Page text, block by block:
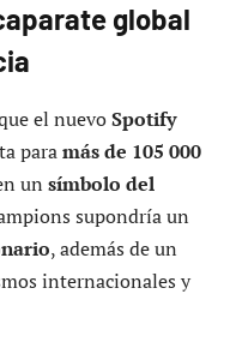
global
el nuevoSpotify
paramás de 105 000
un símbolo del
supondría un
, además de un
internacionales y